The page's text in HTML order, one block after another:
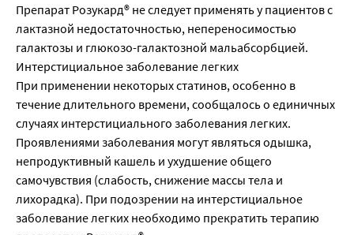
Препарат Розукард® не следует применять у пациентов с
лактазной недостаточностью, непереносимостью
галактозы и глюкозо-галактозной мальабсорбцией.
Интерстициальное заболевание легких
При применении некоторых статинов, особенно в
течение длительного времени, сообщалось о единичных
случаях интерстициального заболевания легких.
Проявлениями заболевания могут являться одышка,
непродуктивный кашель и ухудшение общего
самочувствия (слабость, снижение массы тела и
лихорадка). При подозрении на интерстициальное
заболевание легких необходимо прекратить терапию